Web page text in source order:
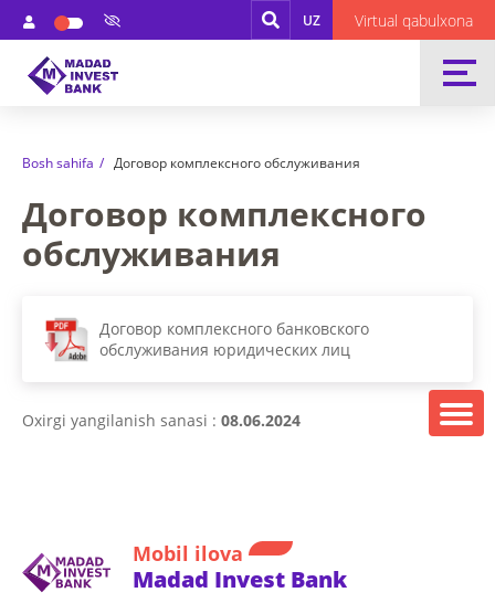
UZ Virtual qabulxona
Bosh sahifa Договор комплексного обслуживания
Договор комплексного
обслуживания
Договор комплексного банковского
обслуживания юридических лиц
Oxirgi yangilanish sanasi : 08.06.2024
Mobil ilova
Madad Invest Bank